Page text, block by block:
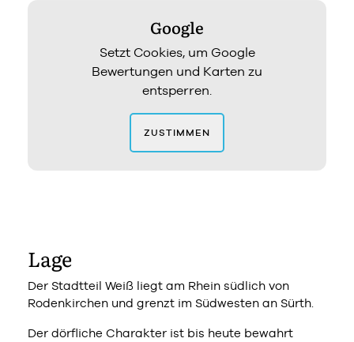
Google
Setzt Cookies, um Google
Bewertungen und Karten zu
entsperren.
ZUSTIMMEN
Lage
Der Stadtteil Weiß liegt am Rhein südlich von
Rodenkirchen und grenzt im Südwesten an Sürth.
Der dörfliche Charakter ist bis heute bewahrt